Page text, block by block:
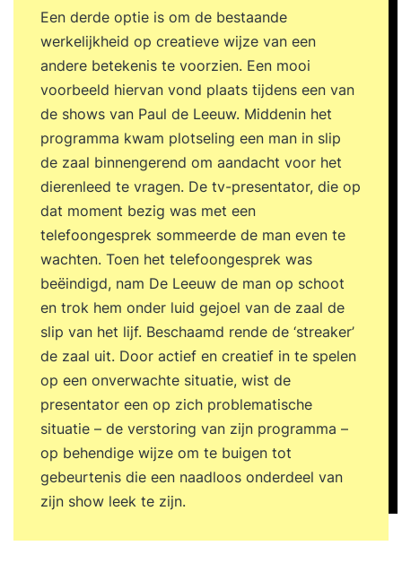
uiteindelijk om de resultaten.Voor vragen, meer
informatie, of een gratis oriëntatiegesprek kun je
altijd contact met ons opnemen. Enkele reacties:
''Life-changing. Ik heb hier de meeste
verandering ervaren na een training ooit. Het is
het mooiste cadeau voor Jezelf!''Christine, HR
manager Gemeente Eindhoven ''Het overtrof al
mijn (toch al hoge) verwachtingen. Het mooiste
cadeau aan mezelf.''Jeroen Kuerble, Directeur
Noordhoff Uitgevers ''De Duik is het mooiste wat
mij is overkomen, het overtreft mijn stoutste
dromen. Mijn vooraf gestelde doelen waren op
de laatste dag zo onwerkelijk en onbelangrijk.
Mijn echte 'doel' is helder binnengekomen. Deze
training is de start van de rest van mijn leven. Ik
ga vanaf nu met vertrouwen mijn nieuwe leven
LEVEN. Dank aan Joost, Brechtje, Sandra en de
rest van de groep die ik in mijn hart heb gesloten.
Wat een warm bad. Onvergetelijk!'' Louise
Een derde optie is om de bestaande
werkelijkheid op creatieve wijze van een
andere betekenis te voorzien. Een mooi
voorbeeld hiervan vond plaats tijdens een van
de shows van Paul de Leeuw. Middenin het
programma kwam plotseling een man in slip
de zaal binnengerend om aandacht voor het
dierenleed te vragen. De tv-presentator, die op
dat moment bezig was met een
telefoongesprek sommeerde de man even te
wachten. Toen het telefoongesprek was
beëindigd, nam De Leeuw de man op schoot
en trok hem onder luid gejoel van de zaal de
slip van het lijf. Beschaamd rende de ‘streaker’
de zaal uit. Door actief en creatief in te spelen
op een onverwachte situatie, wist de
presentator een op zich problematische
situatie – de verstoring van zijn programma –
op behendige wijze om te buigen tot
gebeurtenis die een naadloos onderdeel van
zijn show leek te zijn.